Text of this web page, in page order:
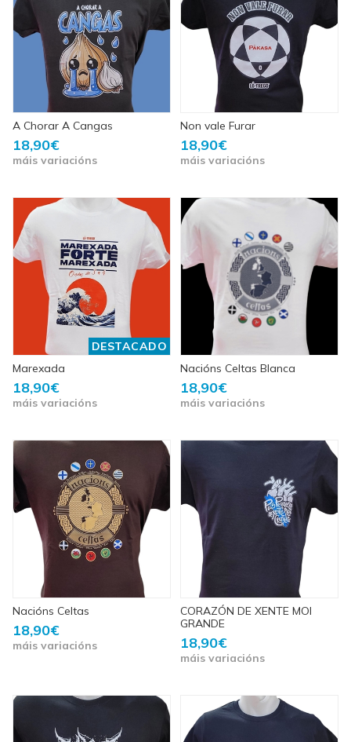
A Chorar A Cangas
18,90€
máis variacións
Non vale Furar
18,90€
máis variacións
DESTACADO
Marexada
18,90€
máis variacións
Nacións Celtas Blanca
18,90€
máis variacións
Nacións Celtas
18,90€
máis variacións
CORAZÓN DE XENTE MOI
GRANDE
18,90€
máis variacións